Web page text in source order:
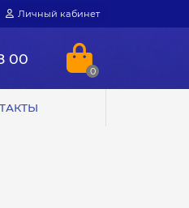
Личный кабинет
00
0